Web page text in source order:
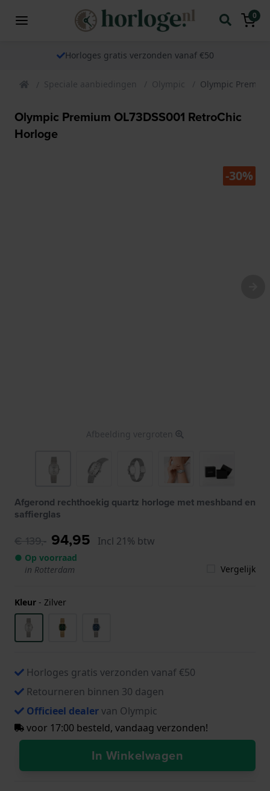
0
Horloges gratis verzonden vanaf €50
Speciale aanbiedingen Olympic Olympic
Olympic Premium OL73DSS001 RetroChic
Horloge
-30%
Afbeelding vergroten
Afgerond rechthoekig quartz horloge met meshband en
saffierglas
€ 139,- 94,95 Incl 21% btw
● Op voorraad
in Rotterdam
Vergelijk
Kleur - Zilver
Horloges gratis verzonden vanaf €50
Retourneren binnen 30 dagen
Officieel dealervan Olympic
voor 17:00 besteld, vandaag verzonden!
In Winkelwagen